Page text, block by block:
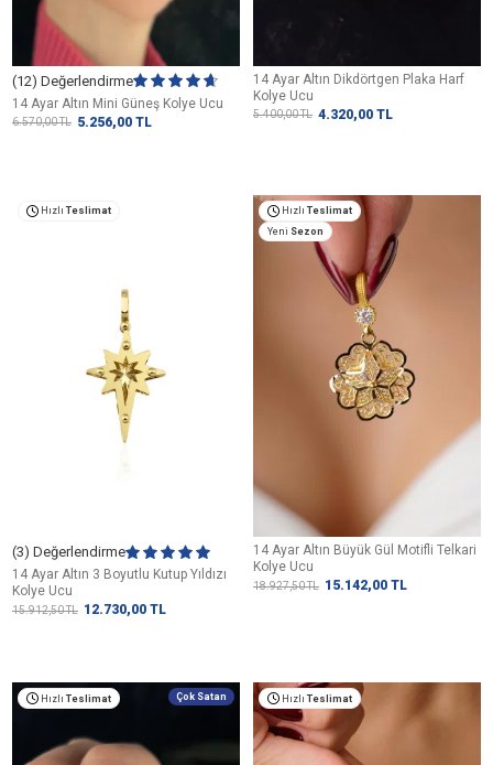
(12) Değerlendirme
14 Ayar Altın Mini Güneş Kolye Ucu
6.570,00TL 5.256,00 TL
14 Ayar Altın Dikdörtgen Plaka Harf
Kolye Ucu
5.400,00TL 4.320,00 TL
Hızlı Teslimat
(3) Değerlendirme
14 Ayar Altın 3 Boyutlu Kutup Yıldızı
Kolye Ucu
15.912,50TL 12.730,00 TL
Hızlı Teslimat
Yeni Sezon
14 Ayar Altın Büyük Gül Motifli Telkari
Kolye Ucu
18.927,50TL 15.142,00 TL
Hızlı Teslimat Çok Satan Hızlı Teslimat